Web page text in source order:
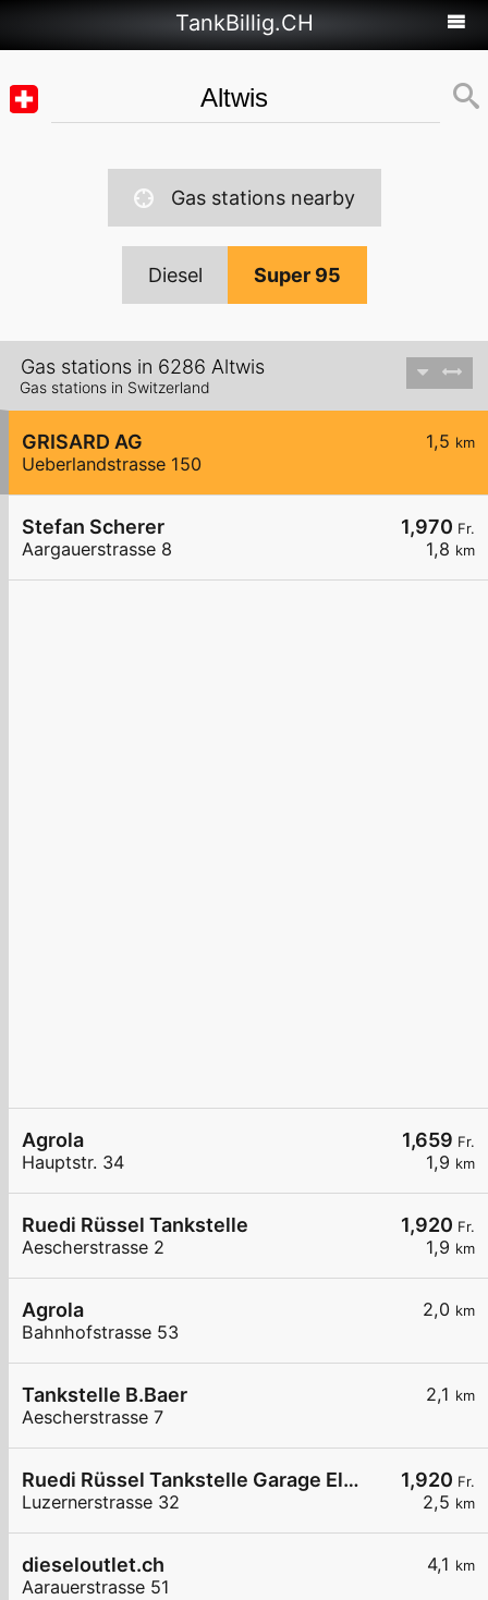
TankBillig.CH
Gas stations nearby
Diesel Super 95
Gas stations in 6286 Altwis
Gas stations in Switzerland
1,5 km
GRISARD AG
Ueberlandstrasse 150
1,970 Fr.
1,8 km
Stefan Scherer
Aargauerstrasse 8
1,659 Fr.
1,9 km
Agrola
Hauptstr. 34
1,920 Fr.
1,9 km
Ruedi Rüssel Tankstelle
Aescherstrasse 2
2,0 km
Agrola
Bahnhofstrasse 53
2,1 km
Tankstelle B.Baer
Aescherstrasse 7
1,920 Fr.
2,5 km
Ruedi Rüssel Tankstelle Garage Elmiger AG
Luzernerstrasse 32
4,1 km
dieseloutlet.ch
Aarauerstrasse 51